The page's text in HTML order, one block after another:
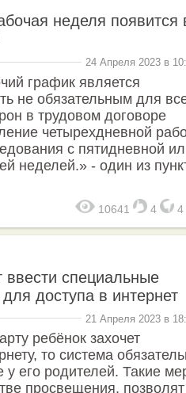
неделя появится
24 Апреля 2023 в
график является
не обязательным для
в трудовом договоре
четырехдневной
с пятидневной
неделей.» - один из
10641 4 4
ввести специальные
доступа в интернет
21 Апреля 2023 в
ребёнок захочет
то система
у его родителей. Такие
просвещения, позволят